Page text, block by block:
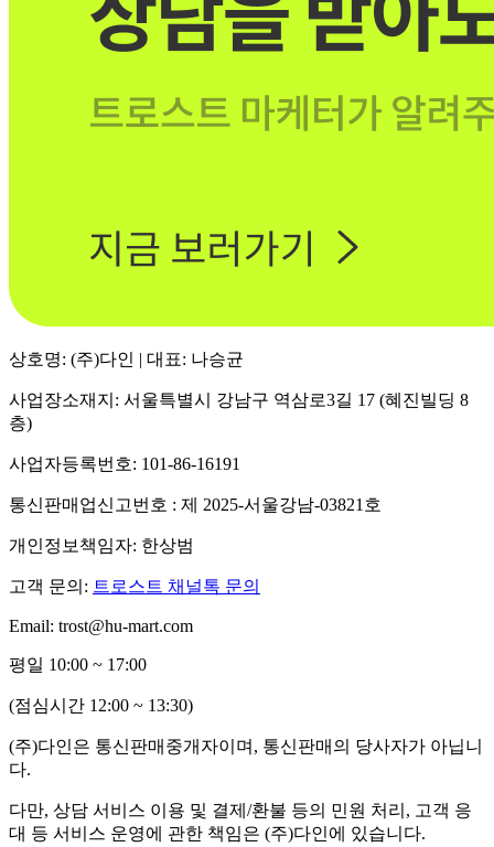
상호명: (주)다인 | 대표: 나승균
사업장소재지: 서울특별시 강남구 역삼로3길 17 (혜진빌딩 8
층)
사업자등록번호: 101-86-16191
통신판매업신고번호 : 제 2025-서울강남-03821호
개인정보책임자: 한상범
고객 문의: 트로스트 채널톡 문의
Email: trost@hu-mart.com
평일 10:00 ~ 17:00
(점심시간 12:00 ~ 13:30)
(주)다인은 통신판매중개자이며, 통신판매의 당사자가 아닙니
다.
다만, 상담 서비스 이용 및 결제/환불 등의 민원 처리, 고객 응
대 등 서비스 운영에 관한 책임은 (주)다인에 있습니다.